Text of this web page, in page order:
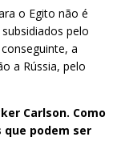
o Egito não é
pelo
a
a Rússia, pelo
Carlson. Como
que podem ser